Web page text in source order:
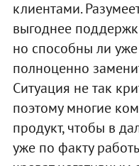
клиентами.
выгоднее
но способны ли
полноценно
Ситуация не так
поэтому многие
продукт, чтобы в
уже по факту